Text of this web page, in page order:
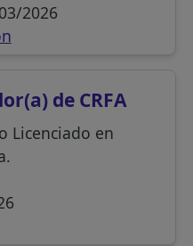
2026
de CRFA
Licenciado en